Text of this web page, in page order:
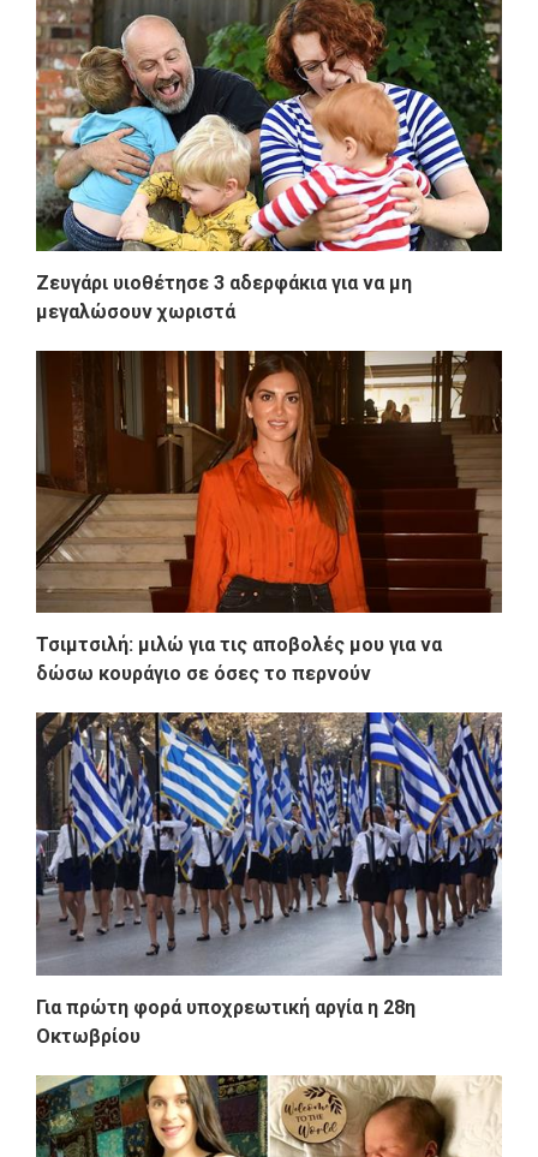
Ζευγάρι υιοθέτησε 3 αδερφάκια για να μη
μεγαλώσουν χωριστά
Τσιμτσιλή: μιλώ για τις αποβολές μου για να
δώσω κουράγιο σε όσες το περνούν
Για πρώτη φορά υποχρεωτική αργία η 28η
Οκτωβρίου